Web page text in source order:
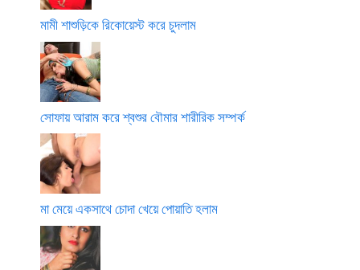
মামী শাশুড়িকে রিকোয়েস্ট করে চুদলাম
সোফায় আরাম করে শ্বশুর বৌমার শারীরিক সম্পর্ক
মা মেয়ে একসাথে চোদা খেয়ে পোয়াতি হলাম